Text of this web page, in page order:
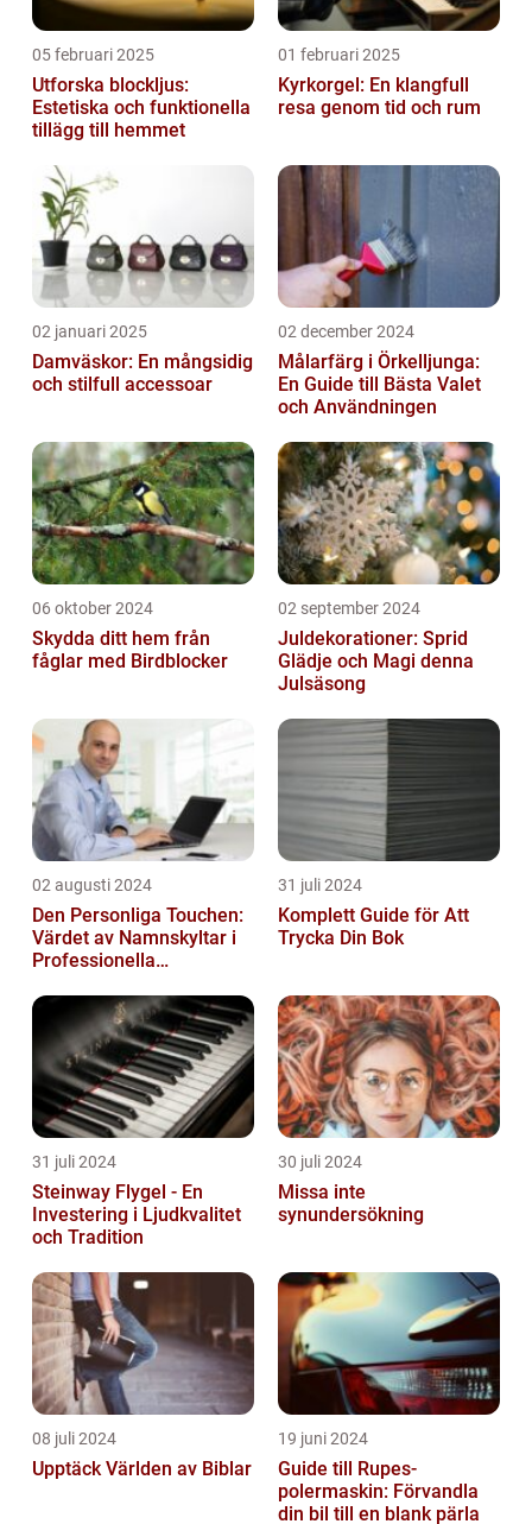
05 februari 2025
Utforska blockljus:
Estetiska och funktionella
tillägg till hemmet
01 februari 2025
Kyrkorgel: En klangfull
resa genom tid och rum
02 januari 2025
Damväskor: En mångsidig
och stilfull accessoar
02 december 2024
Målarfärg i Örkelljunga:
En Guide till Bästa Valet
och Användningen
06 oktober 2024
Skydda ditt hem från
fåglar med Birdblocker
02 september 2024
Juldekorationer: Sprid
Glädje och Magi denna
Julsäsong
02 augusti 2024
Den Personliga Touchen:
Värdet av Namnskyltar i
Professionella
31 juli 2024
Komplett Guide för Att
Trycka Din Bok
31 juli 2024
Steinway Flygel - En
Investering i Ljudkvalitet
och Tradition
30 juli 2024
Missa inte
synundersökning
08 juli 2024
Upptäck Världen av Biblar
19 juni 2024
Guide till Rupes-
polermaskin: Förvandla
din bil till en blank pärla